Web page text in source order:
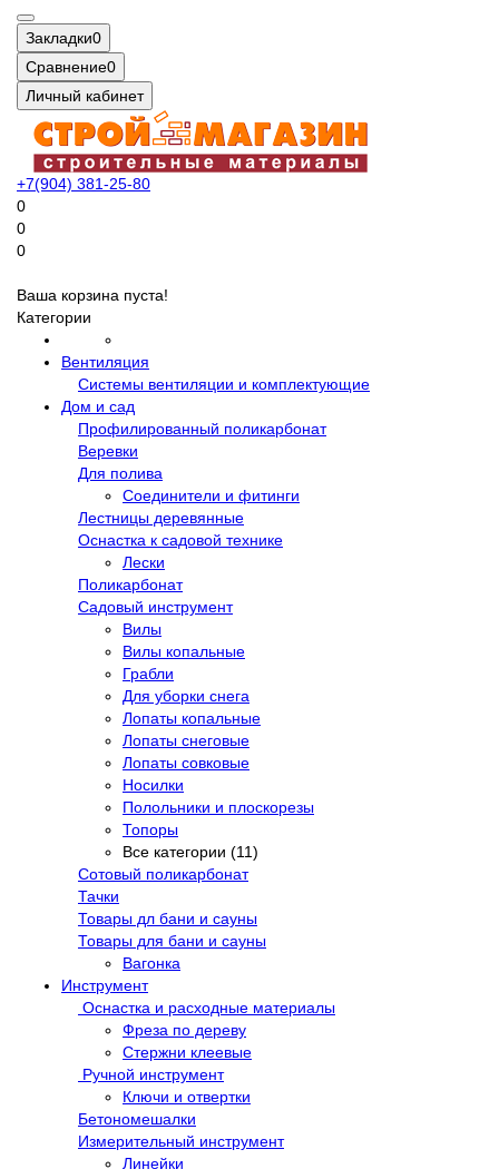
Закладки0
Сравнение0
Личный кабинет
+7(904) 381-25-80
0
0
0
Ваша корзина пуста!
Категории
Вентиляция
Системы вентиляции и комплектующие
Дом и сад
Профилированный поликарбонат
Веревки
Для полива
Соединители и фитинги
Лестницы деревянные
Оснастка к садовой технике
Лески
Поликарбонат
Садовый инструмент
Вилы
Вилы копальные
Грабли
Для уборки снега
Лопаты копальные
Лопаты снеговые
Лопаты совковые
Носилки
Полольники и плоскорезы
Топоры
Все категории (11)
Сотовый поликарбонат
Тачки
Товары дл бани и сауны
Товары для бани и сауны
Вагонка
Инструмент
Оснастка и расходные материалы
Фреза по дереву
Стержни клеевые
Ручной инструмент
Ключи и отвертки
Бетономешалки
Измерительный инструмент
Линейки